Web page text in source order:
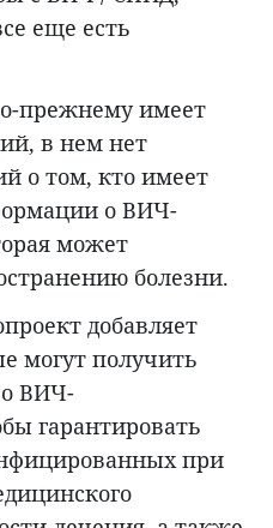
еще есть
прежнему имеет
в нем нет
о том, кто имеет
о ВИЧ-
может
болезни.
добавляет
могут получить
ВИЧ-
гарантировать
при